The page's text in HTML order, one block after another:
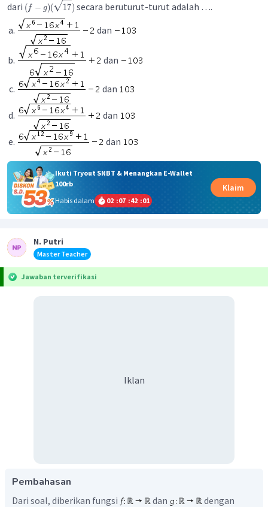
dari (f − g)( 17) secara beruturut-turut adalah ….
dan
dan
dan
dan
dan
Ikuti Tryout SNBT & Menangkan E-Wallet
100rb
Habis dalam
02 :07 :42 :00
Klaim
N. Putri
Master Teacher
Jawaban terverifikasi
Iklan
Pembahasan
Dari soal, diberikan fungsi dan
dengan